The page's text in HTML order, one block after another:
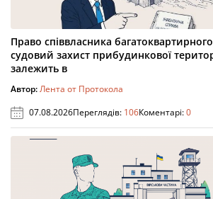
Право співвласника
судовий захист прибудинкової
залежить в
Автор:Лента от Протокола
07.08.2026Переглядів: 106Коментарі:0